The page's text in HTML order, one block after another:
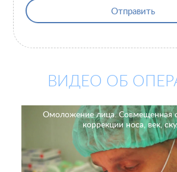
Отправить
ВИДЕО ОБ
Омоложение лица. Совмещенная
коррекции носа, век,